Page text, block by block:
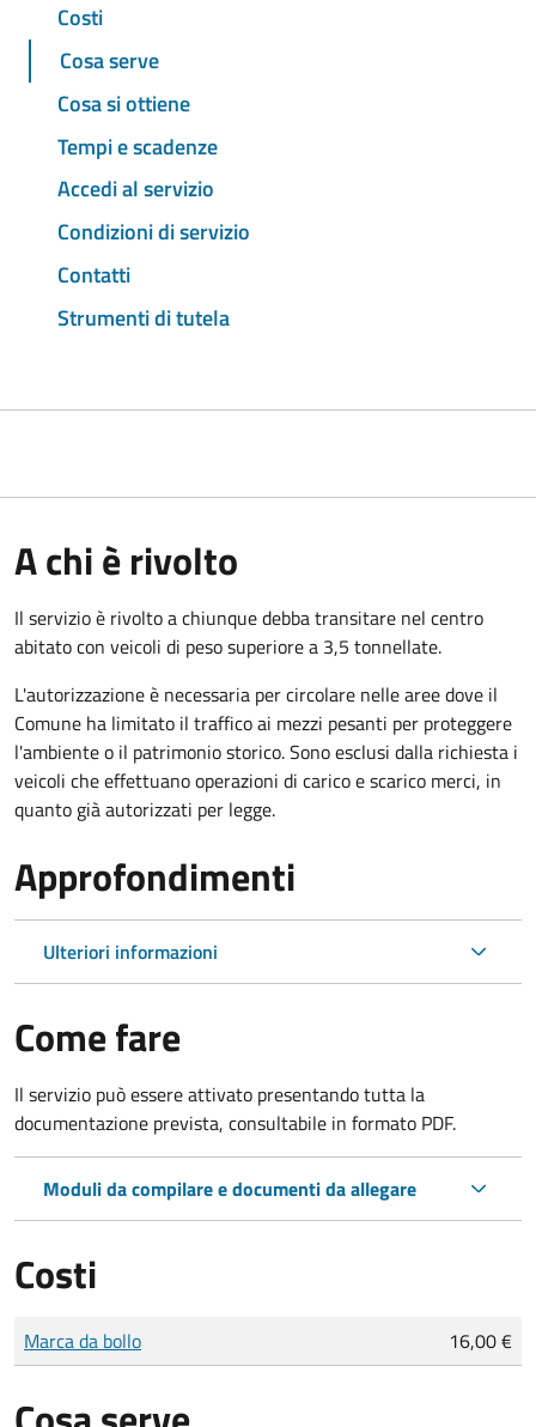
Costi
Cosa serve
Cosa si ottiene
Tempi e scadenze
Accedi al servizio
Condizioni di servizio
Contatti
Strumenti di tutela
A chi è rivolto
Il servizio è rivolto a chiunque debba transitare nel centro
abitato con veicoli di peso superiore a 3,5 tonnellate.
L'autorizzazione è necessaria per circolare nelle aree dove il
Comune ha limitato il traffico ai mezzi pesanti per proteggere
l'ambiente o il patrimonio storico. Sono esclusi dalla richiesta i
veicoli che effettuano operazioni di carico e scarico merci, in
quanto già autorizzati per legge.
Approfondimenti
Ulteriori informazioni
Come fare
Il servizio può essere attivato presentando tutta la
documentazione prevista, consultabile in formato PDF.
Moduli da compilare e documenti da allegare
Costi
Tipo di pagamento
Importo
Marca da bollo 16,00 €